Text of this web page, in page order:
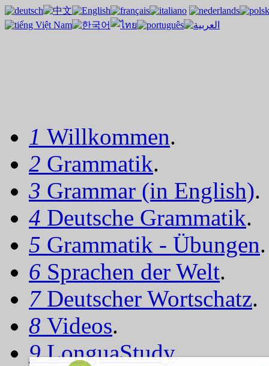
1 Willkommen.
2 Grammatik.
3 Grammar (in English).
4 Deutsche Grammatik.
5 Grammatik - Übungen.
6 Sprachen der Welt.
7 Deutscher Wortschatz.
8 Videos.
9LonguaStudy.